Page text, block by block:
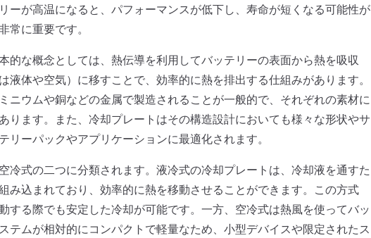
ーが高温になると、パフォーマンスが低下し、寿命が短くなる可能性が
常に重要です。
的な概念としては、熱伝導を利用してバッテリーの表面から熱を吸収
液体や空気）に移すことで、効率的に熱を排出する仕組みがあります。
ニウムや銅などの金属で製造されることが一般的で、それぞれの素材に
ります。また、冷却プレートはその構造設計においても様々な形状やサ
リーパックやアプリケーションに最適化されます。
冷式の二つに分類されます。液冷式の冷却プレートは、冷却液を通すた
み込まれており、効率的に熱を移動させることができます。この方式
する際でも安定した冷却が可能です。一方、空冷式は熱風を使ってバッ
テムが相対的にコンパクトで軽量なため、小型デバイスや限定されたス